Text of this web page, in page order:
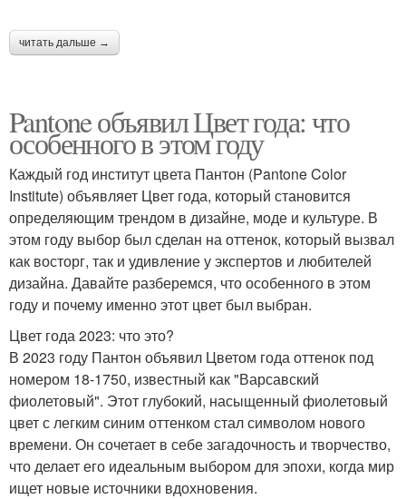
читать дальше →
Pantone объявил Цвет года: что
особенного в этом году
Каждый год институт цвета Пантон (Pantone Color
Institute) объявляет Цвет года, который становится
определяющим трендом в дизайне, моде и культуре. В
этом году выбор был сделан на оттенок, который вызвал
как восторг, так и удивление у экспертов и любителей
дизайна. Давайте разберемся, что особенного в этом
году и почему именно этот цвет был выбран.
Цвет года 2023: что это?
В 2023 году Пантон объявил Цветом года оттенок под
номером 18-1750, известный как "Варсавский
фиолетовый". Этот глубокий, насыщенный фиолетовый
цвет с легким синим оттенком стал символом нового
времени. Он сочетает в себе загадочность и творчество,
что делает его идеальным выбором для эпохи, когда мир
ищет новые источники вдохновения.